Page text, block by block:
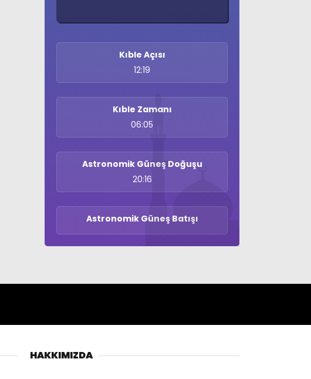
Kıble Açısı
12:19
Kıble Zamanı
06:05
Astronomik Güneş Doğuşu
20:16
Astronomik Güneş Batışı
HAKKIMIZDA